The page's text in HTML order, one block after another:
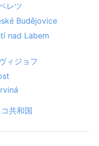
レツ
Budějovice
nad Labem
ィジョフ
共和国